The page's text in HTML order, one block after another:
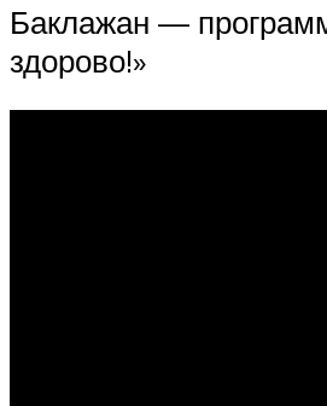
Баклажан —
здорово!»